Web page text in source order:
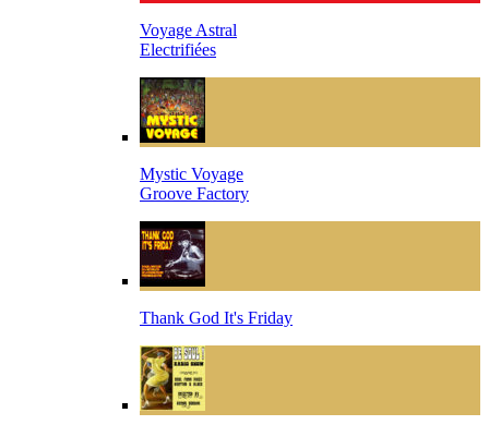
Voyage Astral
Electrifiées
Mystic Voyage
Groove Factory
Thank God It's Friday